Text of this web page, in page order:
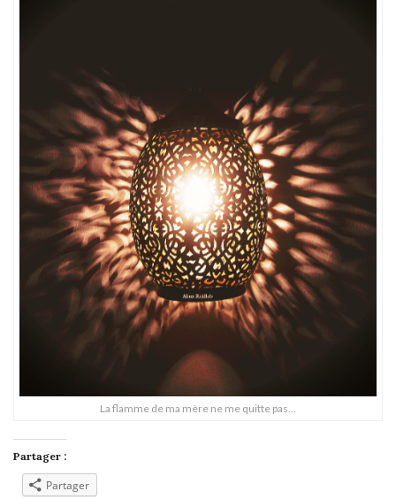
La flamme de ma mère ne me quitte pas…
Partager :
Partager